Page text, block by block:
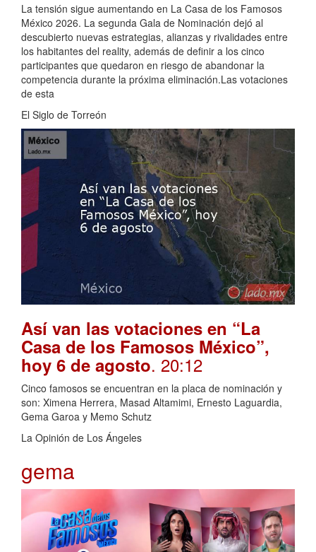
La tensión sigue aumentando en La Casa de los Famosos
México 2026. La segunda Gala de Nominación dejó al
descubierto nuevas estrategias, alianzas y rivalidades entre
los habitantes del reality, además de definir a los cinco
participantes que quedaron en riesgo de abandonar la
competencia durante la próxima eliminación.Las votaciones
de esta
El Siglo de Torreón
Así van las votaciones en “La
Casa de los Famosos México”,
hoy 6 de agosto. 20:12
Cinco famosos se encuentran en la placa de nominación y
son: Ximena Herrera, Masad Altamimi, Ernesto Laguardia,
Gema Garoa y Memo Schutz
La Opinión de Los Ángeles
gema